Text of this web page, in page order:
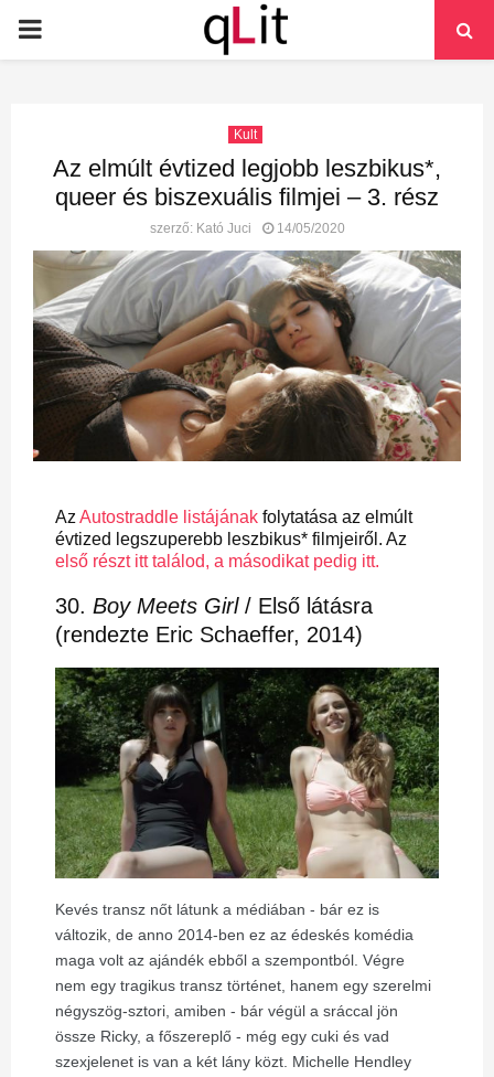
PRIMARY
Kult
Az elmúlt évtized legjobb leszbikus*,
queer és biszexuális filmjei – 3. rész
szerző: Kató Juci 14/05/2020
Az Autostraddle listájának folytatása az elmúlt
évtized legszuperebb leszbikus* filmjeiről. Az
első részt itt találod, a másodikat pedig itt.
30. Boy Meets Girl / Első látásra
(rendezte Eric Schaeffer, 2014)
Kevés transz nőt látunk a médiában - bár ez is
változik, de anno 2014-ben ez az édeskés komédia
maga volt az ajándék ebből a szempontból. Végre
nem egy tragikus transz történet, hanem egy szerelmi
négyszög-sztori, amiben - bár végül a sráccal jön
össze Ricky, a főszereplő - még egy cuki és vad
szexjelenet is van a két lány közt. Michelle Hendley